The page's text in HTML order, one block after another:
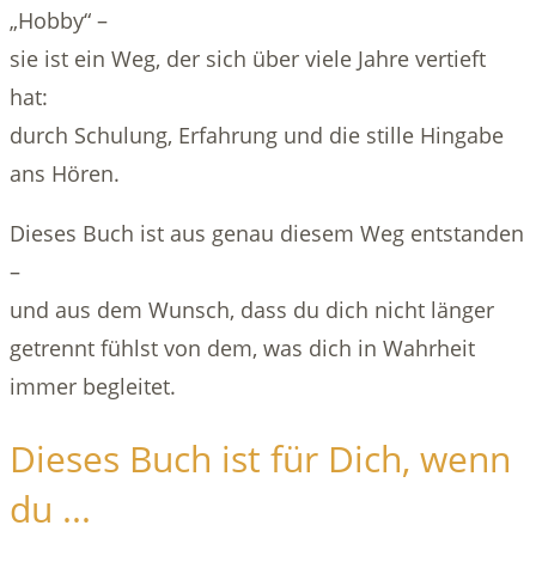
„Hobby“ –
sie ist ein Weg, der sich über viele Jahre vertieft
hat:
durch Schulung, Erfahrung und die stille Hingabe
ans Hören.
Dieses Buch ist aus genau diesem Weg entstanden
–
und aus dem Wunsch, dass du dich nicht länger
getrennt fühlst von dem, was dich in Wahrheit
immer begleitet.
Dieses Buch ist für Dich, wenn
du ...